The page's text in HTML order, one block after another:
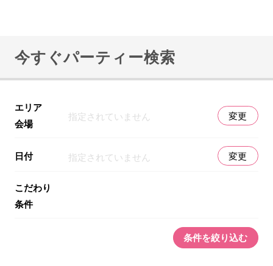
今すぐパーティー検索
エリア
会場
指定されていません 変更
日付 指定されていません 変更
こだわり
条件
条件を絞り込む